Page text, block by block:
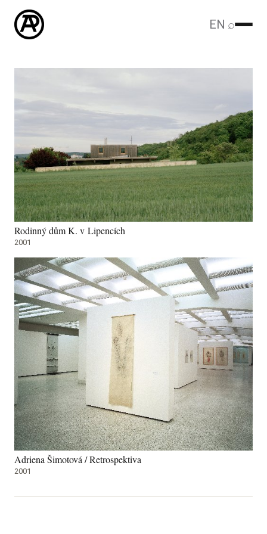
EN ⌕
Rodinný dům K. v Lipencích
2001
Adriena Šimotová / Retrospektiva
2001